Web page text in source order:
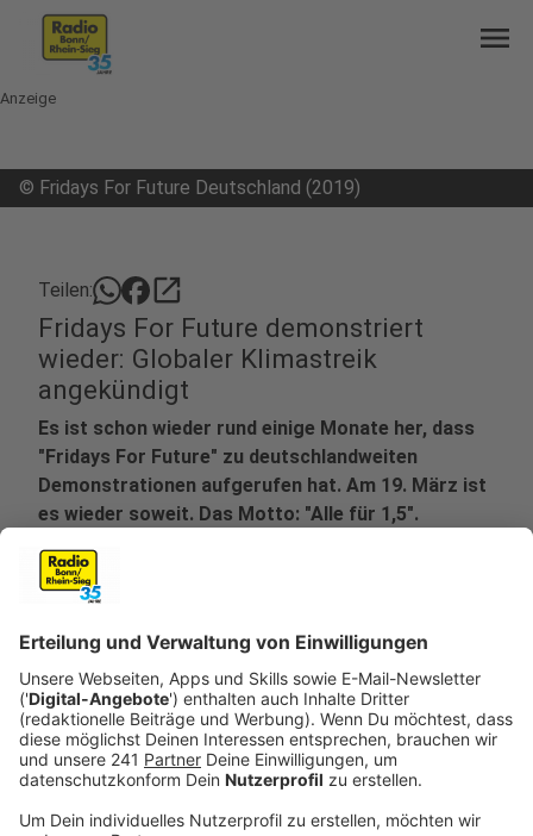
menu
Anzeige
© Fridays For Future Deutschland (2019)
Teilen: open_in_new
Fridays For Future demonstriert
wieder: Globaler Klimastreik
angekündigt
Es ist schon wieder rund einige Monate her, dass
"Fridays For Future" zu deutschlandweiten
Demonstrationen aufgerufen hat. Am 19. März ist
es wieder soweit. Das Motto: "Alle für 1,5".
Veröffentlicht:
Lange ist es her, dass sich jung und alt gemeinsam für
das Klima auf Deutschlands Straßen eingesetzt
haben. Am 19. März endet diese Zeit, denn
For Future
startet ins Jahr 2021 mit seiner
Demonstration unter dem Motto